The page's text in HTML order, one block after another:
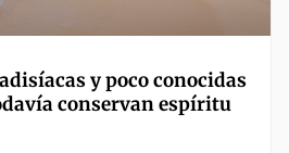
y poco conocidas
conservan espíritu